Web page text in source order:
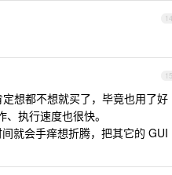
14
15
想都不想就买了，毕竟也用了好
执行速度也很快。
就会手痒想折腾，把其它的 GUI